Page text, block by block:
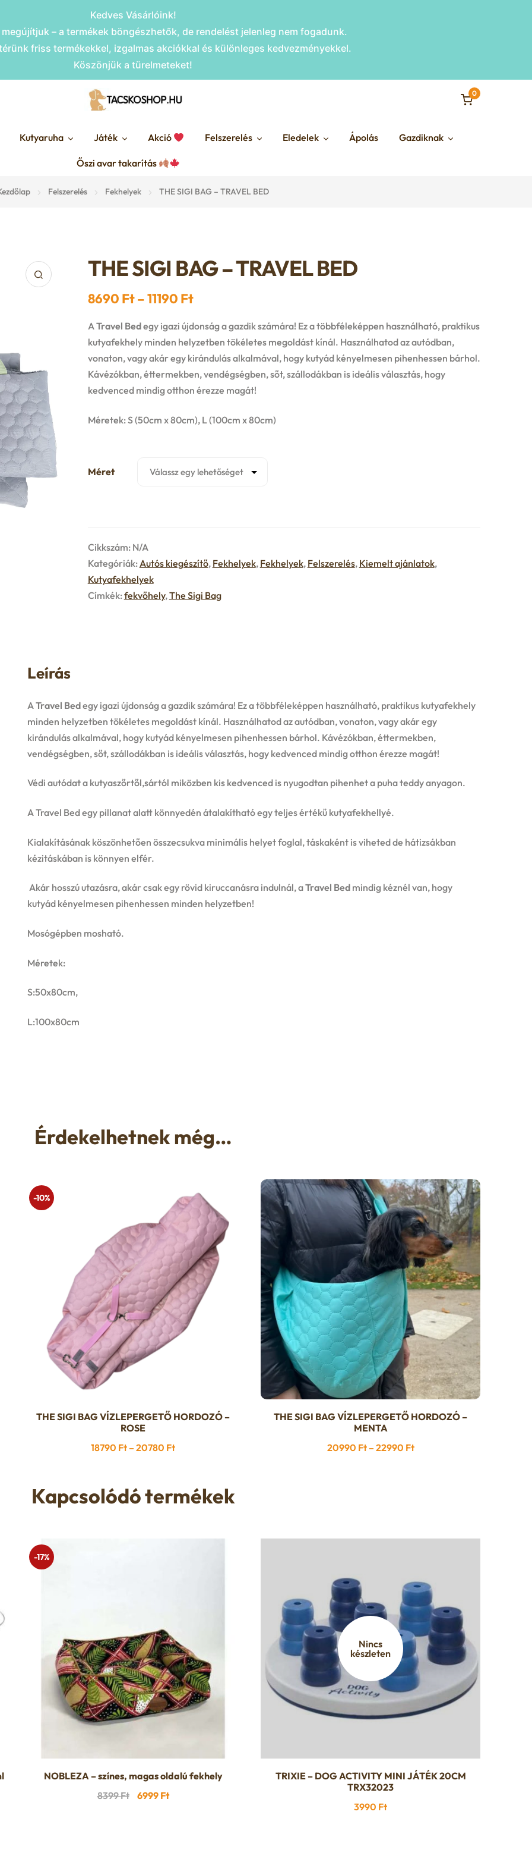
Kedves Vásárlóink!
– a termékek böngészhetők, de rendelést jelenleg nem fogadunk.
friss termékekkel, izgalmas akciókkal és különleges kedvezményekkel.
Köszönjük a türelmeteket!
0
Kutyaruha Játék Akció Felszerelés Eledelek Ápolás Gazdiknak
Őszi avar takarítás
Felszerelés Fekhelyek THE SIGI BAG – TRAVEL BED
THE SIGI BAG – TRAVEL BED
8690 Ft–11190 FtÁrtartomány:
8690 Ft
-
11190 Ft
ATravel Bedegy igazi újdonság a gazdik számára! Ez a többféleképpen használható, praktikus
kutyafekhely minden helyzetben tökéletes megoldást kínál. Használhatod az autódban,
vonaton, vagy akár egy kirándulás alkalmával, hogy kutyád kényelmesen pihenhessen bárhol.
Kávézókban, éttermekben, vendégségben, sőt, szállodákban is ideális választás, hogy
kedvenced mindig otthon érezze magát!
Méretek: S (50cm x 80cm), L (100cm x 80cm)
Méret
Cikkszám: N/A
Kategóriák: Autós kiegészítő, Fekhelyek, Fekhelyek, Felszerelés, Kiemelt ajánlatok,
Kutyafekhelyek
Címkék:fekvőhely,The Sigi Bag
Leírás
ATravel Bedegy igazi újdonság a gazdik számára! Ez a többféleképpen használható, praktikus kutyafekhely
minden helyzetben tökéletes megoldást kínál. Használhatod az autódban, vonaton, vagy akár egy
kirándulás alkalmával, hogy kutyád kényelmesen pihenhessen bárhol. Kávézókban, éttermekben,
vendégségben, sőt, szállodákban is ideális választás, hogy kedvenced mindig otthon érezze magát!
Védi autódat a kutyaszőrtől,sártól miközben kis kedvenced is nyugodtan pihenhet a puha teddy anyagon.
A Travel Bed egy pillanat alatt könnyedén átalakítható egy teljes értékű kutyafekhellyé.
Kialakításának köszönhetően összecsukva minimális helyet foglal, táskaként is viheted de hátizsákban
kézitáskában is könnyen elfér.
Akár hosszú utazásra, akár csak egy rövid kiruccanásra indulnál, aTravel Bedmindig kéznél van, hogy
kutyád kényelmesen pihenhessen minden helyzetben!
Mosógépben mosható.
Méretek:
S:50x80cm,
L:100x80cm
Érdekelhetnek még…
-10%
Ennek
a
terméknek
van.
THE SIGI BAG VÍZLEPERGETŐ HORDOZÓ –
ROSE
18790 Ft – 20780 FtÁrtartomány:
20780 Ft
Ennek
a
terméknek
választhatók
THE SIGI BAG VÍZLEPERGETŐ HORDOZÓ –
MENTA
20990 Ft – 22990 FtÁrtartomány:
Kapcsolódó termékek
-17%
NOBLEZA – színes, magas oldalú fekhely
8399Ft Original
6999 FtCurrent
Nincs
készleten
TRIXIE – DOG ACTIVITY MINI JÁTÉK 20CM
TRX32023
3990 Ft